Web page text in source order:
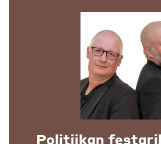
Politiikan